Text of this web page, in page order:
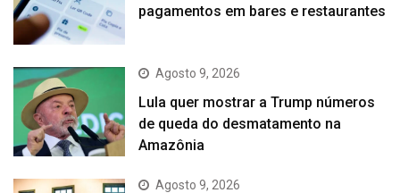
pagamentos em bares e restaurantes
Agosto 9, 2026
Lula quer mostrar a Trump números
de queda do desmatamento na
Amazônia
Agosto 9, 2026